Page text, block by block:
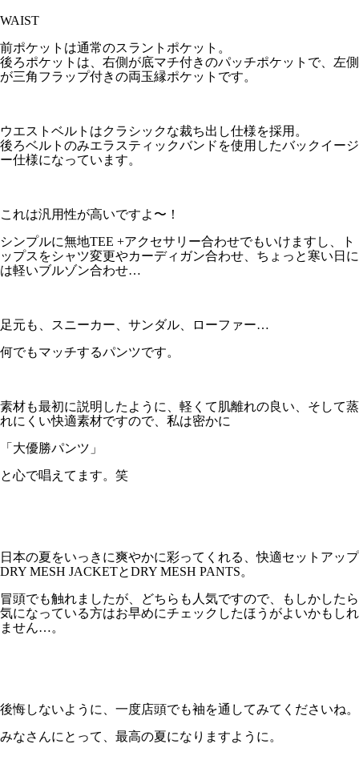
WAIST
前ポケットは通常のスラントポケット。
後ろポケットは、右側が底マチ付きのパッチポケットで、左側
が三角フラップ付きの両玉縁ポケットです。
ウエストベルトはクラシックな裁ち出し仕様を採用。
後ろベルトのみエラスティックバンドを使用したバックイージ
ー仕様になっています。
これは汎用性が高いですよ〜！
シンプルに無地TEE +アクセサリー合わせでもいけますし、ト
ップスをシャツ変更やカーディガン合わせ、ちょっと寒い日に
は軽いブルゾン合わせ…
足元も、スニーカー、サンダル、ローファー…
何でもマッチするパンツです。
素材も最初に説明したように、軽くて肌離れの良い、そして蒸
れにくい快適素材ですので、私は密かに
「大優勝パンツ」
と心で唱えてます。笑
日本の夏をいっきに爽やかに彩ってくれる、快適セットアップ
DRY MESH JACKETとDRY MESH PANTS。
冒頭でも触れましたが、どちらも人気ですので、もしかしたら
気になっている方はお早めにチェックしたほうがよいかもしれ
ません…。
後悔しないように、一度店頭でも袖を通してみてくださいね。
みなさんにとって、最高の夏になりますように。